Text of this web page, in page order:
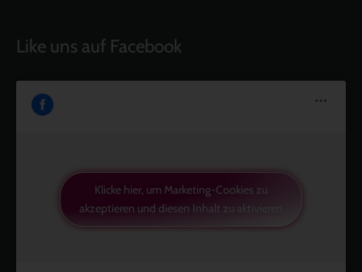
Like uns auf Facebook
Klicke hier, um Marketing-Cookies zu
akzeptieren und diesen Inhalt zu aktivieren